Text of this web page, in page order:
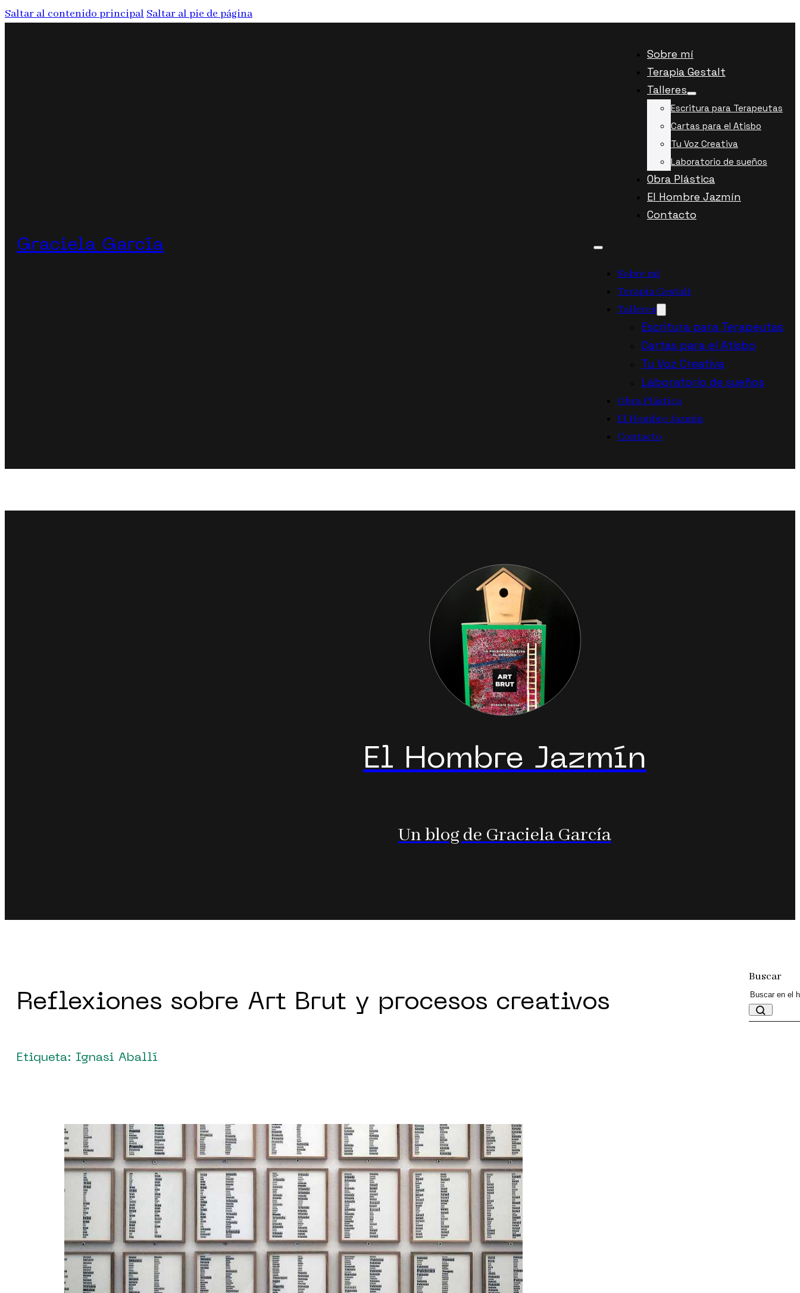
Saltar al contenido principal Saltar al pie de página
Graciela García
Sobre mí
Terapia Gestalt
Talleres
Escritura para Terapeutas
Cartas para el Atisbo
Tu Voz Creativa
Laboratorio de sueños
Obra Plástica
El Hombre Jazmín
Contacto
Sobre mí
Terapia Gestalt
Talleres
Escritura para Terapeutas
Cartas para el Atisbo
Tu Voz Creativa
Laboratorio de sueños
Obra Plástica
El Hombre Jazmín
Contacto
El Hombre Jazmín
Un blog de Graciela García
Reflexiones sobre Art Brut y procesos creativos
Etiqueta: Ignasi Aballí
Buscar